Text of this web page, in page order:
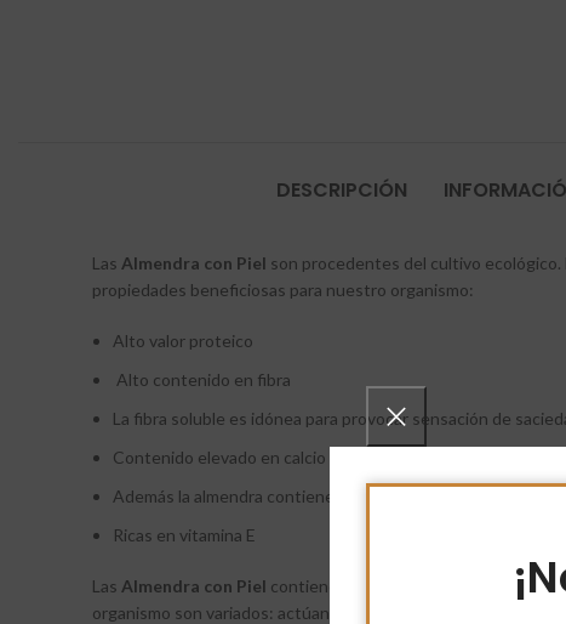
DESCRIPCIÓN
Las Almendra con Piel son procedentes del cultivo
propiedades beneficiosas para nuestro organismo:
Alto valor proteico
Alto contenido en fibra
La fibra soluble es idónea para provocar sensación de
Contenido elevado en calcio
Además la almendra contiene también otro mineral valioso
Ricas en vitamina E
Las Almendra con Piel contienen un antioxidante muy
organismo son variados: actúan fortaleciendo huesos, corazón,